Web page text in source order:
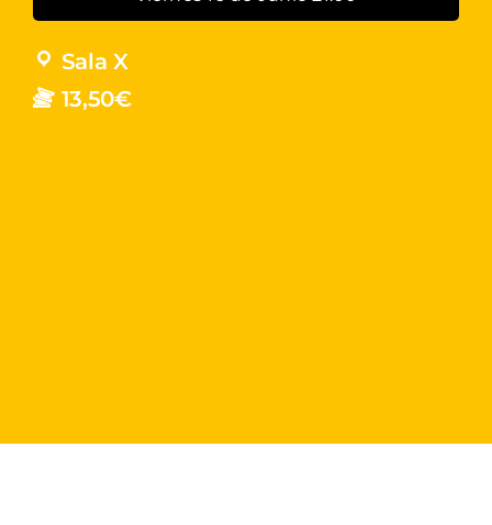
Sala X
13,50€